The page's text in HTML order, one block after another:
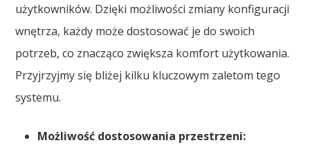
użytkowników. Dzięki możliwości zmiany konfiguracji
wnętrza, każdy może dostosować je do swoich
potrzeb, co znacząco zwiększa komfort użytkowania.
Przyjrzyjmy się bliżej kilku kluczowym zaletom tego
systemu.
Możliwość dostosowania przestrzeni: